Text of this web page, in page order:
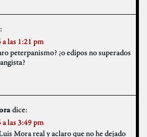
las 1:21 pm
peterpanismo? ¿o edipos no superados
dice:
las 3:49 pm
Mora real y aclaro que no he dejado